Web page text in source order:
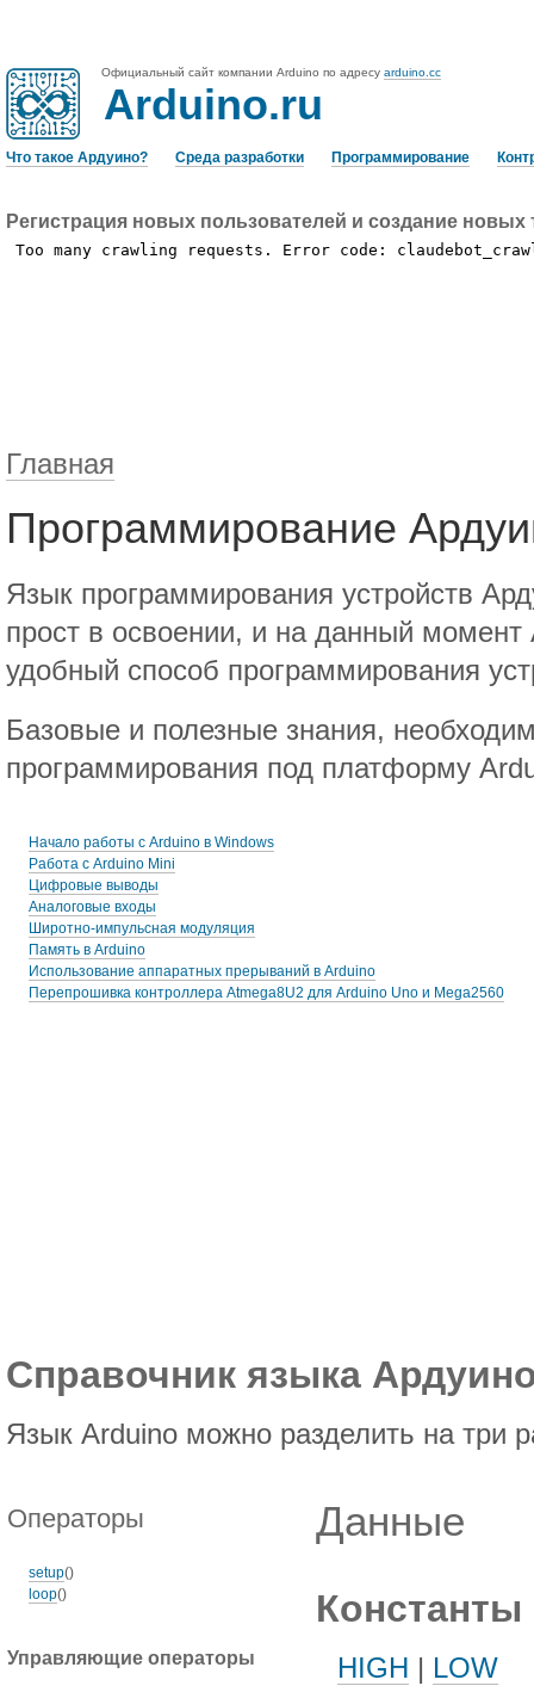
Официальный сайт компании Arduino по адресу arduino.cc
Arduino.ru
Что такое Ардуино? Среда разработки Программирование
Регистрация новых пользователей и создание
Главная
Программирование
Язык программирования устройств
прост в освоении, и на данный
удобный способ программирования
Базовые и полезные знания,
программирования под платформу
Начало работы с Arduino в Windows
Работа с Arduino Mini
Цифровые выводы
Аналоговые входы
Широтно-импульсная модуляция
Память в Arduino
Использование аппаратных прерываний в Arduino
Перепрошивка контроллера Atmega8U2 для Arduino Uno и Mega2560
Справочник языка
Язык Arduino можно разделить на три
Операторы
setup()
loop()
Управляющие операторы
Данные
Константы
HIGH | LOW